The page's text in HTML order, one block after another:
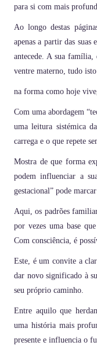
para si com mais
Ao longo destas
apenas a partir das suas
antecede. A sua família,
ventre materno, tudo
na forma como hoje
Com uma abordagem
uma leitura sistémica
carrega e o que repete
Mostra de que forma
podem influenciar a
gestacional” pode
Aqui, os padrões
por vezes uma base
Com consciência, é
Este, é um convite a
dar novo significado à
seu próprio caminho.
Entre aquilo que
uma história mais
presente e influencia o